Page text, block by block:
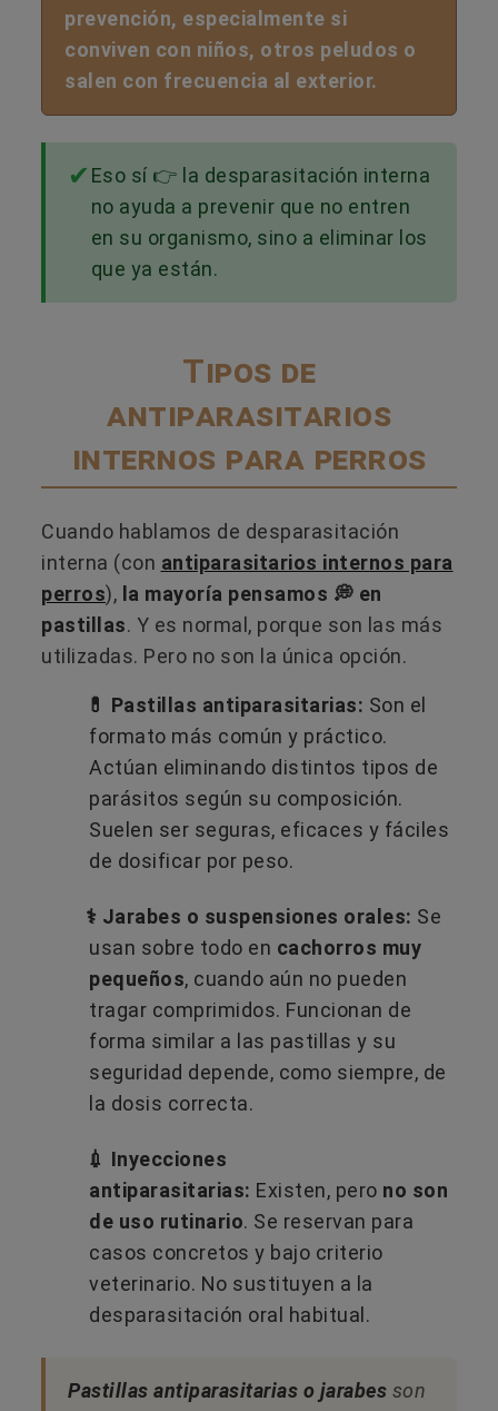
prevención, especialmente si
conviven con niños, otros peludos o
salen con frecuencia al exterior.
Eso sí 👉 la desparasitación interna
no ayuda a prevenir que no entren
en su organismo, sino a eliminar los
que ya están.
Tipos de
antiparasitarios
internos para perros
Cuando hablamos de desparasitación
interna (con antiparasitarios internos para
perros), la mayoría pensamos 💭 en
pastillas. Y es normal, porque son las más
utilizadas. Pero no son la única opción.
💊 Pastillas antiparasitarias: Son el
formato más común y práctico.
Actúan eliminando distintos tipos de
parásitos según su composición.
Suelen ser seguras, eficaces y fáciles
de dosificar por peso.
⚕️ Jarabes o suspensiones orales: Se
usan sobre todo en cachorros muy
pequeños, cuando aún no pueden
tragar comprimidos. Funcionan de
forma similar a las pastillas y su
seguridad depende, como siempre, de
la dosis correcta.
💉 Inyecciones
antiparasitarias: Existen, pero no son
de uso rutinario. Se reservan para
casos concretos y bajo criterio
veterinario. No sustituyen a la
desparasitación oral habitual.
Pastillas antiparasitarias o jarabes son